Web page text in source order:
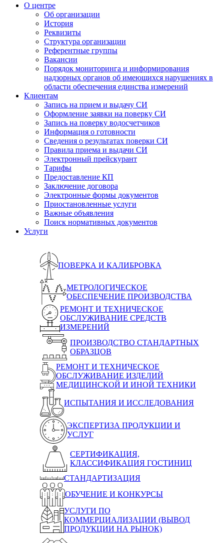
О центре
Об организации
История
Реквизиты
Структура организации
Референтные группы
Вакансии
Порядок мониторинга и информирования
надзорных органов об имеющихся нарушениях в
области обеспечения единства измерений
Клиентам
Запись на прием и выдачу СИ
Оформление заявки на поверку СИ
Запись на поверку водосчетчиков
Информация о готовности
Сведения о результатах поверки СИ
Правила приема и выдачи СИ
Электронный прейскурант
Тарифы
Предоставление КП
Заключение договора
Электронные формы документов
Приостановленные услуги
Важные объявления
Поиск нормативных документов
Услуги
ПОВЕРКА И КАЛИБРОВКА
МЕТРОЛОГИЧЕСКОЕ
ОБЕСПЕЧЕНИЕ ПРОИЗВОДСТВА
РЕМОНТ И ТЕХНИЧЕСКОЕ
ОБСЛУЖИВАНИЕ СРЕДСТВ
ИЗМЕРЕНИЙ
ПРОИЗВОДСТВО СТАНДАРТНЫХ
ОБРАЗЦОВ
РЕМОНТ И ТЕХНИЧЕСКОЕ
ОБСЛУЖИВАНИЕ ИЗДЕЛИЙ
МЕДИЦИНСКОЙ И ИНОЙ ТЕХНИКИ
ИСПЫТАНИЯ И ИССЛЕДОВАНИЯ
ЭКСПЕРТИЗА ПРОДУКЦИИ И
УСЛУГ
СЕРТИФИКАЦИЯ,
КЛАССИФИКАЦИЯ ГОСТИНИЦ
СТАНДАРТИЗАЦИЯ
ОБУЧЕНИЕ И КОНКУРСЫ
УСЛУГИ ПО
КОММЕРЦИАЛИЗАЦИИ (ВЫВОД
ПРОДУКЦИИ НА РЫНОК)